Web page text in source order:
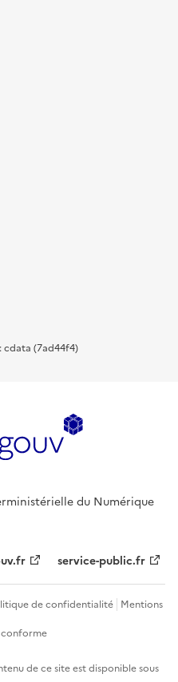
cdata (7ad44f4)
du Numérique
service-public.fr
de confidentialité Mentions
de ce site est disponible sous